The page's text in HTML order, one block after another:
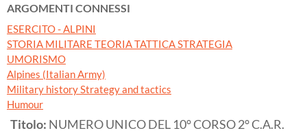
ARGOMENTI CONNESSI
ESERCITO - ALPINI
STORIA MILITARE TEORIA TATTICA STRATEGIA
UMORISMO
Alpines (Italian Army)
Military history Strategy and tactics
Humour
Titolo: NUMERO UNICO DEL 10° CORSO 2° C.A.R.